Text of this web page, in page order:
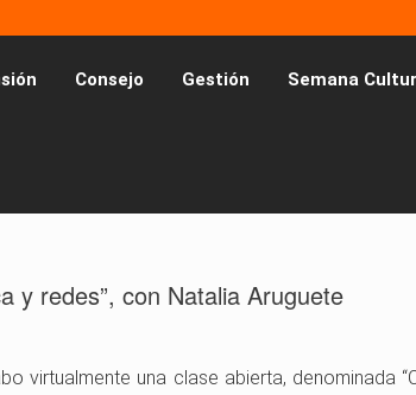
Consejo Gestión Semana
y redes”, con Natalia Aruguete
virtualmente una clase abierta, denominada